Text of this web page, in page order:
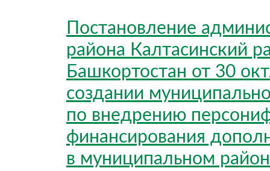
Постановление
района Калтасинский
Башкортостан от 30
создании
по внедрению
финансирования
в муниципальном